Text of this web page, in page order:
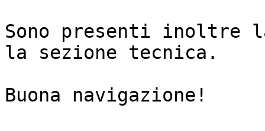
Sono presenti inoltre
la sezione tecnica.
Buona navigazione!